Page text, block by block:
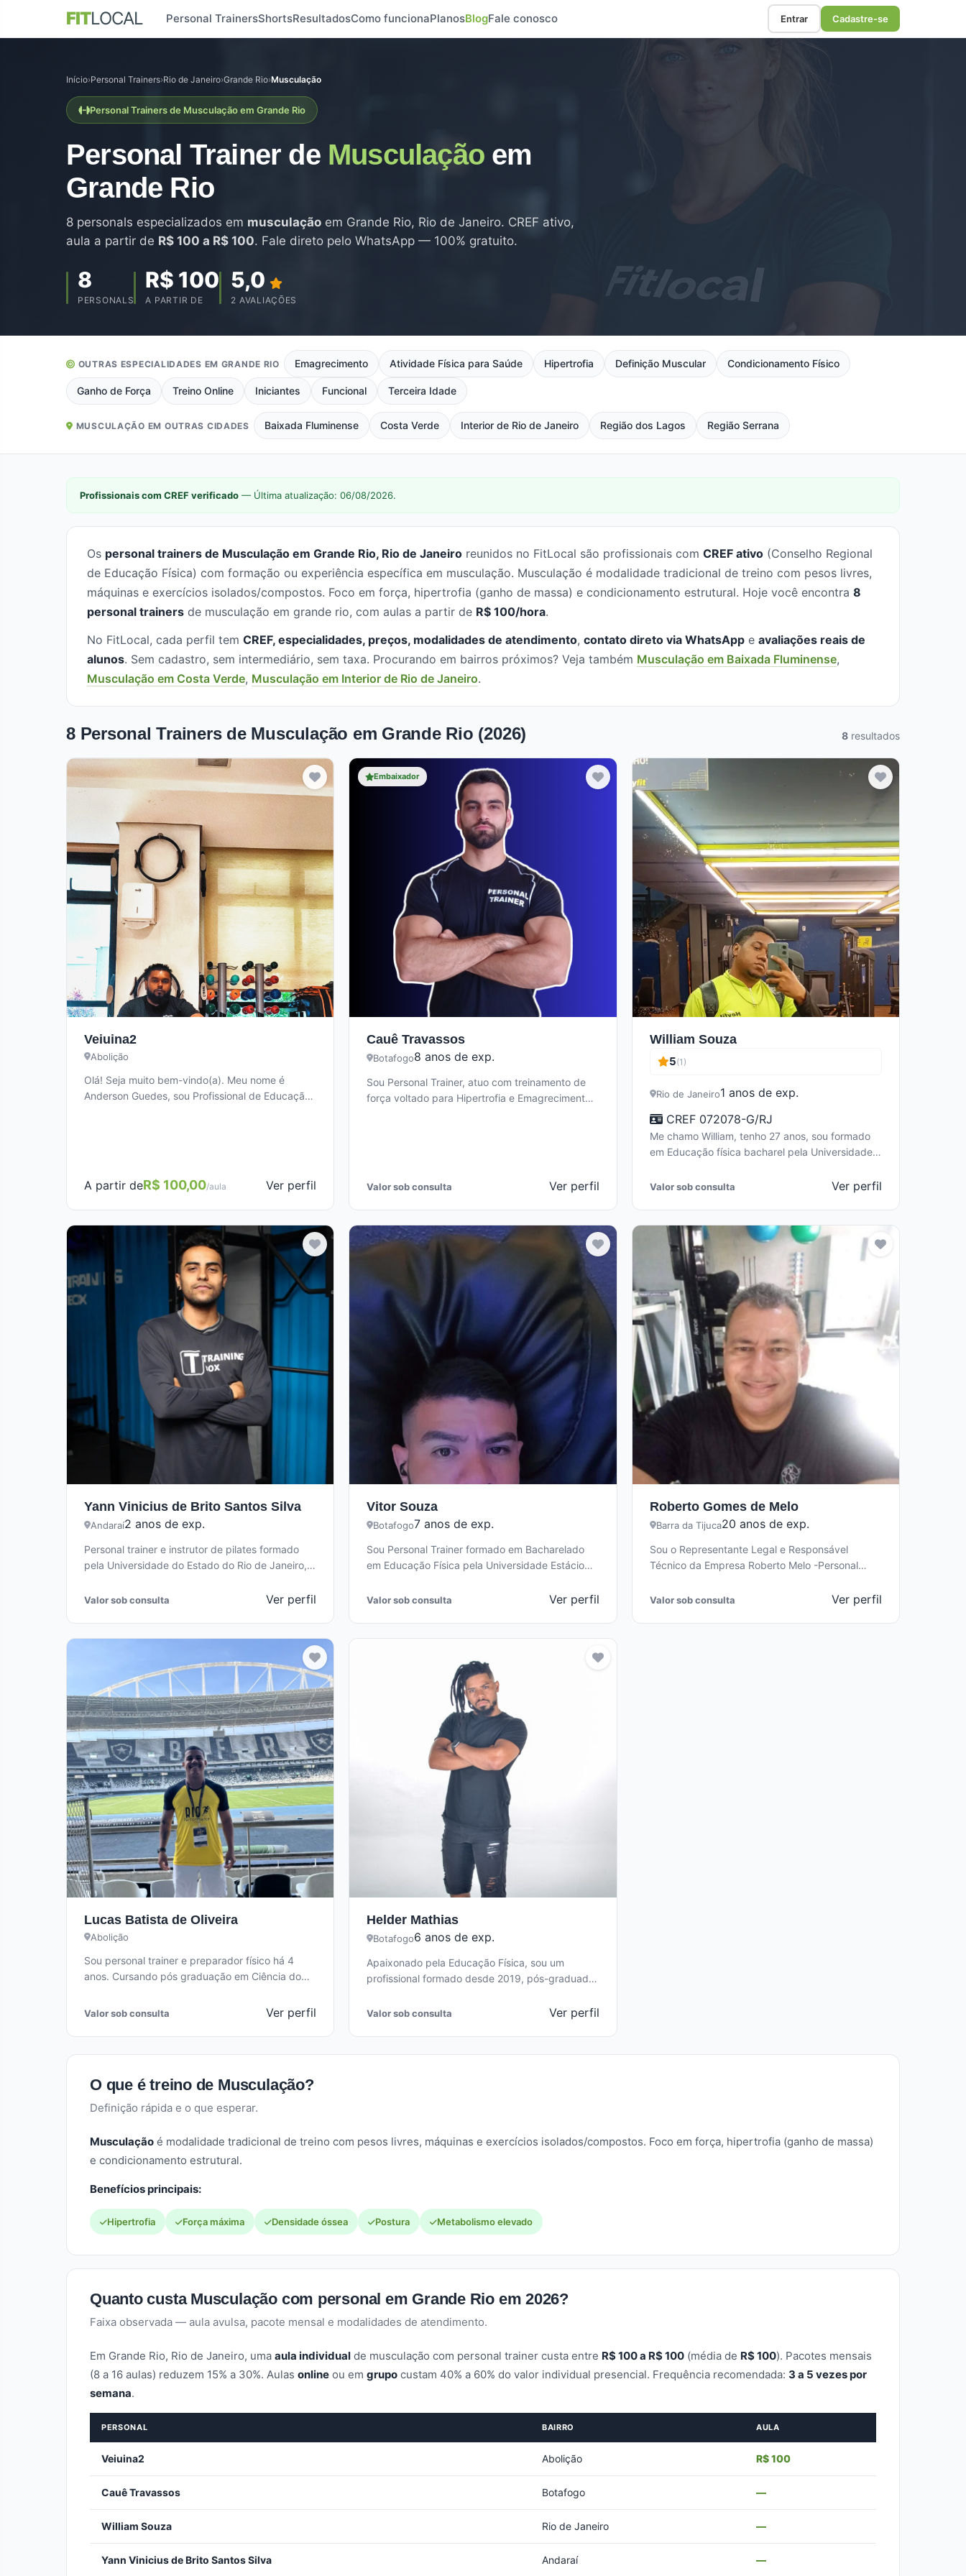
FITLOCAL Personal TrainersShortsResultadosComo funcionaPlanosBlogFale conosco Entrar Cadastre-se
Início›Personal Trainers›Rio de Janeiro›Grande Rio›Musculação
Personal Trainers de Musculação em Grande Rio
Personal Trainer de Musculação em
Grande Rio
8 personals especializados em musculação em Grande Rio, Rio de Janeiro. CREF ativo,
aula a partir de R$ 100 a R$ 100. Fale direto pelo WhatsApp — 100% gratuito.
8
PERSONALS
R$ 100
A PARTIR DE
5,0
2 AVALIAÇÕES
OUTRAS ESPECIALIDADES EM GRANDE RIO Emagrecimento Atividade Física para Saúde Hipertrofia Definição Muscular Condicionamento Físico
Ganho de Força Treino Online Iniciantes Funcional Terceira Idade
MUSCULAÇÃO EM OUTRAS CIDADES Baixada Fluminense Costa Verde Interior de Rio de Janeiro Região dos Lagos Região Serrana
Profissionais com CREF verificado — Última atualização: 06/08/2026.
Os personal trainers de Musculação em Grande Rio, Rio de Janeiro reunidos no FitLocal são profissionais com CREF ativo (Conselho Regional
de Educação Física) com formação ou experiência específica em musculação. Musculação é modalidade tradicional de treino com pesos livres,
máquinas e exercícios isolados/compostos. Foco em força, hipertrofia (ganho de massa) e condicionamento estrutural. Hoje você encontra 8
personal trainers de musculação em grande rio, com aulas a partir de R$ 100/hora.
No FitLocal, cada perfil tem CREF, especialidades, preços, modalidades de atendimento, contato direto via WhatsApp e avaliações reais de
alunos. Sem cadastro, sem intermediário, sem taxa. Procurando em bairros próximos? Veja também Musculação em Baixada Fluminense,
Musculação em Costa Verde, Musculação em Interior de Rio de Janeiro.
8 Personal Trainers de Musculação em Grande Rio (2026) 8 resultados
Pro
Veiuina2
Abolição
Olá! Seja muito bem-vindo(a). Meu nome é
Anderson Guedes, sou Profissional de Educação
A partir deR$ 100,00/aula Ver perfil
Embaixador
Cauê Travassos
Botafogo8 anos de exp.
Sou Personal Trainer, atuo com treinamento de
força voltado para Hipertrofia e Emagrecimento
Valor sob consulta Ver perfil
William Souza
5(1)
Rio de Janeiro1 anos de exp.
CREF 072078-G/RJ
Me chamo William, tenho 27 anos, sou formado
em Educação física bacharel pela Universidade
Valor sob consulta Ver perfil
Yann Vinicius de Brito Santos Silva
Andaraí2 anos de exp.
Personal trainer e instrutor de pilates formado
pela Universidade do Estado do Rio de Janeiro,
Valor sob consulta Ver perfil
Vitor Souza
Botafogo7 anos de exp.
Sou Personal Trainer formado em Bacharelado
em Educação Física pela Universidade Estácio
hipertrofia e…
Valor sob consulta Ver perfil
Roberto Gomes de Melo
Barra da Tijuca20 anos de exp.
Sou o Representante Legal e Responsável
Técnico da Empresa Roberto Melo -Personal
…
Valor sob consulta Ver perfil
Lucas Batista de Oliveira
Abolição
Sou personal trainer e preparador físico há 4
anos. Cursando pós graduação em Ciência do
Valor sob consulta Ver perfil
Helder Mathias
Botafogo6 anos de exp.
Apaixonado pela Educação Física, sou um
profissional formado desde 2019, pós-graduado
técnicas posturais. Como…
Valor sob consulta Ver perfil
O que é treino de Musculação?
Definição rápida e o que esperar.
Musculação é modalidade tradicional de treino com pesos livres, máquinas e exercícios isolados/compostos. Foco em força, hipertrofia (ganho de massa)
e condicionamento estrutural.
Benefícios principais:
Hipertrofia Força máxima Densidade óssea Postura Metabolismo elevado
Quanto custa Musculação com personal em Grande Rio em 2026?
Faixa observada — aula avulsa, pacote mensal e modalidades de atendimento.
Em Grande Rio, Rio de Janeiro, uma aula individual de musculação com personal trainer custa entre R$ 100 a R$ 100 (média de R$ 100). Pacotes mensais
(8 a 16 aulas) reduzem 15% a 30%. Aulas online ou em grupo custam 40% a 60% do valor individual presencial. Frequência recomendada: 3 a 5 vezes por
semana.
PERSONAL BAIRRO AULA
Veiuina2 Abolição R$ 100
Cauê Travassos Botafogo —
William Souza Rio de Janeiro —
Yann Vinicius de Brito Santos Silva Andaraí —